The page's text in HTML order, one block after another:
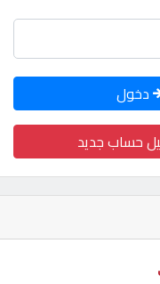
دخول
حساب جديد